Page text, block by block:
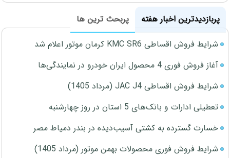
پربازدیدترین اخبار هفته
پربحث ترین ها
شرایط فروش اقساطی KMC SR6 کرمان موتور اعلام شد
آغاز فروش فوری 4 محصول ایران خودرو در نمایندگی‌ها
شرایط فروش اقساطی JAC J4 (مرداد 1405)
تعطیلی ادارات و بانک‌های 5 استان در روز چهارشنبه
خسارت گسترده به کشتی آسیب‌دیده در بندر دمیاط مصر
شرایط فروش فوری محصولات بهمن موتور (مرداد 1405)